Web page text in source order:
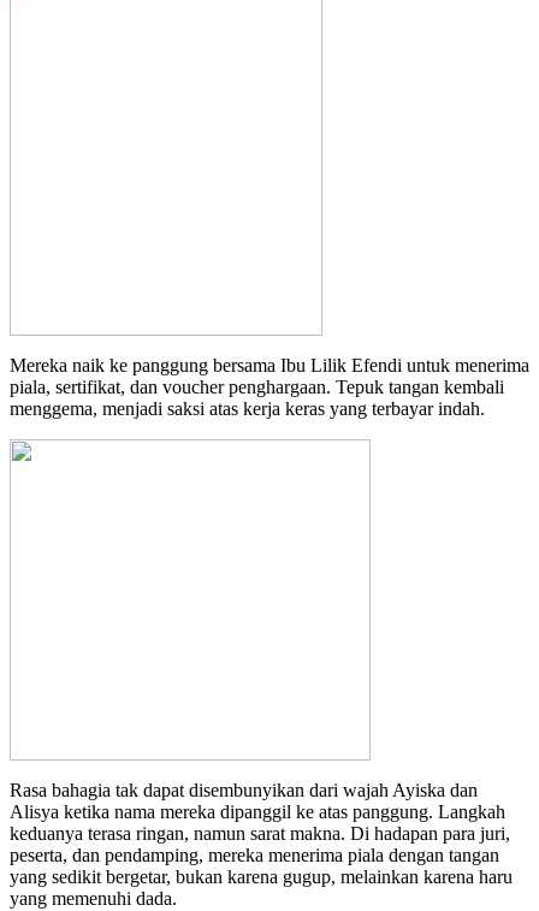
Mereka naik ke panggung bersama Ibu Lilik Efendi untuk menerima
piala, sertifikat, dan voucher penghargaan. Tepuk tangan kembali
menggema, menjadi saksi atas kerja keras yang terbayar indah.
Rasa bahagia tak dapat disembunyikan dari wajah Ayiska dan
Alisya ketika nama mereka dipanggil ke atas panggung. Langkah
keduanya terasa ringan, namun sarat makna. Di hadapan para juri,
peserta, dan pendamping, mereka menerima piala dengan tangan
yang sedikit bergetar, bukan karena gugup, melainkan karena haru
yang memenuhi dada.